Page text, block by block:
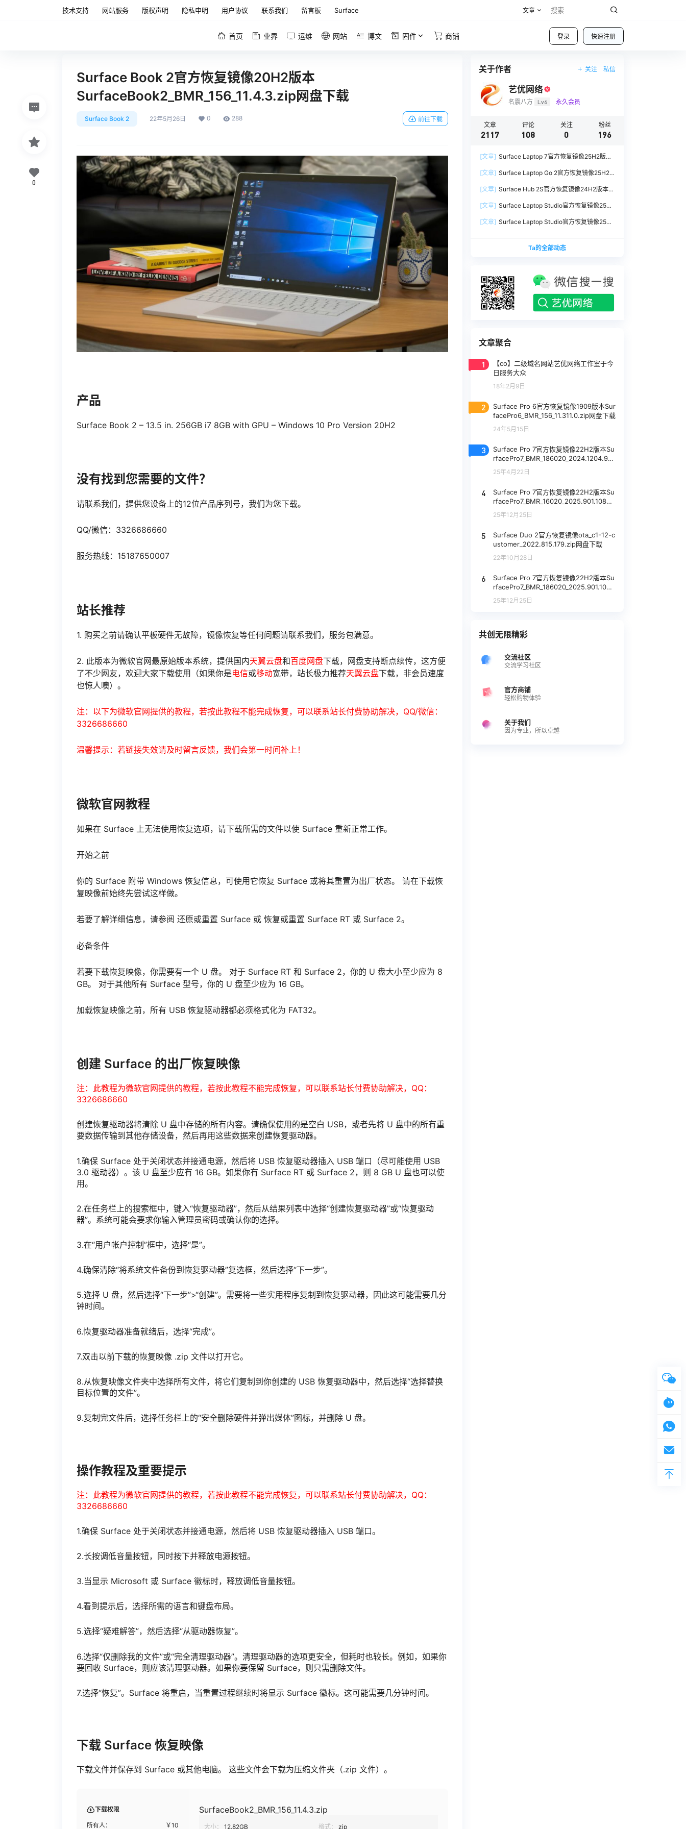
技术支持 网站服务 版权声明 隐私申明 用户协议 联系我们 留言板 Surface 文章
登录 快速注册
首页 业界 运维 网站 博文 固件 商铺
Surface Book 2官方恢复镜像20H2版本
SurfaceBook2_BMR_156_11.4.3.zip网盘下载
Surface Book 2 22年5月26日 0 288 前往下载
产品
Surface Book 2 – 13.5 in. 256GB i7 8GB with GPU – Windows 10 Pro Version 20H2
没有找到您需要的文件？
请联系我们，提供您设备上的12位产品序列号，我们为您下载。
QQ/微信：3326686660
服务热线：15187650007
站长推荐
1. 购买之前请确认平板硬件无故障，镜像恢复等任何问题请联系我们，服务包满意。
2. 此版本为微软官网最原始版本系统，提供国内天翼云盘和百度网盘下载，网盘支持断点续传，这方便
了不少网友，欢迎大家下载使用（如果你是电信或移动宽带，站长极力推荐天翼云盘下载，非会员速度
也惊人噢）。
注：以下为微软官网提供的教程，若按此教程不能完成恢复，可以联系站长付费协助解决，QQ/微信：
3326686660
温馨提示：若链接失效请及时留言反馈，我们会第一时间补上！
微软官网教程
如果在 Surface 上无法使用恢复选项，请下载所需的文件以使 Surface 重新正常工作。
开始之前
你的 Surface 附带 Windows 恢复信息，可使用它恢复 Surface 或将其重置为出厂状态。 请在下载恢
复映像前始终先尝试这样做。
若要了解详细信息，请参阅 还原或重置 Surface 或 恢复或重置 Surface RT 或 Surface 2。
必备条件
若要下载恢复映像，你需要有一个 U 盘。 对于 Surface RT 和 Surface 2，你的 U 盘大小至少应为 8
GB。 对于其他所有 Surface 型号，你的 U 盘至少应为 16 GB。
加载恢复映像之前，所有 USB 恢复驱动器都必须格式化为 FAT32。
创建 Surface 的出厂恢复映像
注：此教程为微软官网提供的教程，若按此教程不能完成恢复，可以联系站长付费协助解决，QQ：
3326686660
创建恢复驱动器将清除 U 盘中存储的所有内容。请确保使用的是空白 USB，或者先将 U 盘中的所有重
要数据传输到其他存储设备，然后再用这些数据来创建恢复驱动器。
1.确保 Surface 处于关闭状态并接通电源，然后将 USB 恢复驱动器插入 USB 端口（尽可能使用 USB
3.0 驱动器）。该 U 盘至少应有 16 GB。如果你有 Surface RT 或 Surface 2，则 8 GB U 盘也可以使
用。
2.在任务栏上的搜索框中，键入“恢复驱动器”，然后从结果列表中选择“创建恢复驱动器”或“恢复驱动
器”。系统可能会要求你输入管理员密码或确认你的选择。
3.在“用户帐户控制”框中，选择“是”。
4.确保清除“将系统文件备份到恢复驱动器”复选框，然后选择“下一步”。
5.选择 U 盘，然后选择“下一步”>“创建”。需要将一些实用程序复制到恢复驱动器，因此这可能需要几分
钟时间。
6.恢复驱动器准备就绪后，选择“完成”。
7.双击以前下载的恢复映像 .zip 文件以打开它。
8.从恢复映像文件夹中选择所有文件，将它们复制到你创建的 USB 恢复驱动器中，然后选择“选择替换
目标位置的文件”。
9.复制完文件后，选择任务栏上的“安全删除硬件并弹出媒体”图标，并删除 U 盘。
操作教程及重要提示
注：此教程为微软官网提供的教程，若按此教程不能完成恢复，可以联系站长付费协助解决，QQ：
3326686660
1.确保 Surface 处于关闭状态并接通电源，然后将 USB 恢复驱动器插入 USB 端口。
2.长按调低音量按钮，同时按下并释放电源按钮。
3.当显示 Microsoft 或 Surface 徽标时，释放调低音量按钮。
4.看到提示后，选择所需的语言和键盘布局。
5.选择“疑难解答”，然后选择“从驱动器恢复”。
6.选择“仅删除我的文件”或“完全清理驱动器”。清理驱动器的选项更安全，但耗时也较长。例如，如果你
要回收 Surface，则应该清理驱动器。如果你要保留 Surface，则只需删除文件。
7.选择“恢复”。Surface 将重启，当重置过程继续时将显示 Surface 徽标。这可能需要几分钟时间。
下载 Surface 恢复映像
下载文件并保存到 Surface 或其他电脑。 这些文件会下载为压缩文件夹（.zip 文件）。
下载权限
所有人： ￥10
SurfaceBook2_BMR_156_11.4.3.zip
大小： 12.82GB 格式： zip
0
关于作者 关注 私信
艺优网络
名震八方 Lv6 永久会员
文章
2117
评论
108
关注
0
粉丝
196
[文章] Surface Laptop 7官方恢复镜像25H2版本
254.zip网盘下载
[文章] Surface Laptop Go 2官方恢复镜像25H2
SurfaceLaptopGo2_BMR_42032_2026.507.118
98505.zip网盘下载
[文章] Surface Hub 2S官方恢复镜像24H2版本
7.zip网盘下载
[文章] Surface Laptop Studio官方恢复镜像25H2
SurfaceLaptopStudio_BMR_42032_2026.402.1
[文章] Surface Laptop Studio官方恢复镜像25H2
SurfaceLaptopStudio_BMR_12010_2026.402.11
740375.zip网盘下载
Ta的全部动态
文章聚合
1
【co】二级域名网站艺优网络工作室于今
日服务大众
18年2月9日
2
Surface Pro 6官方恢复镜像1909版本Sur
facePro6_BMR_156_11.311.0.zip网盘下载
24年5月15日
3
Surface Pro 7官方恢复镜像22H2版本Su
rfacePro7_BMR_186020_2024.1204.93
82900.zip网盘下载
25年4月22日
4
Surface Pro 7官方恢复镜像22H2版本Su
rfacePro7_BMR_16020_2025.901.10803
420.zip网盘下载
25年12月25日
5
Surface Duo 2官方恢复镜像ota_c1-12-c
ustomer_2022.815.179.zip网盘下载
22年10月28日
6
Surface Pro 7官方恢复镜像22H2版本Su
rfacePro7_BMR_186020_2025.901.1080
3420.zip网盘下载
25年12月25日
共创无限精彩
交流社区
交流学习社区
官方商铺
轻松购物体验
关于我们
因为专业，所以卓越